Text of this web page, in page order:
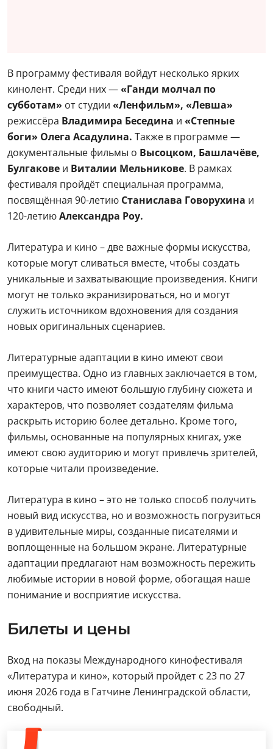
В программу фестиваля войдут несколько ярких
кинолент. Среди них —«Ганди молчал по
субботам» от студии «Ленфильм», «Левша»
режиссёра Владимира Беседина и «Степные
боги» Олега Асадулина. Также в программе —
документальные фильмы о Высоцком, Башлачёве,
Булгакове и Виталии Мельникове. В рамках
фестиваля пройдёт специальная программа,
посвящённая 90-летию Станислава Говорухина и
120-летиюАлександра Роу.
Литература и кино – две важные формы искусства,
которые могут сливаться вместе, чтобы создать
уникальные и захватывающие произведения. Книги
могут не только экранизироваться, но и могут
служить источником вдохновения для создания
новых оригинальных сценариев.
Литературные адаптации в кино имеют свои
преимущества. Одно из главных заключается в том,
что книги часто имеют большую глубину сюжета и
характеров, что позволяет создателям фильма
раскрыть историю более детально. Кроме того,
фильмы, основанные на популярных книгах, уже
имеют свою аудиторию и могут привлечь зрителей,
которые читали произведение.
Литература в кино – это не только способ получить
новый вид искусства, но и возможность погрузиться
в удивительные миры, созданные писателями и
воплощенные на большом экране. Литературные
адаптации предлагают нам возможность пережить
любимые истории в новой форме, обогащая наше
понимание и восприятие искусства.
Билеты и цены
Вход на показы Международного кинофестиваля
«Литература и кино», который пройдет с 23 по 27
июня 2026 года в Гатчине Ленинградской области,
свободный.